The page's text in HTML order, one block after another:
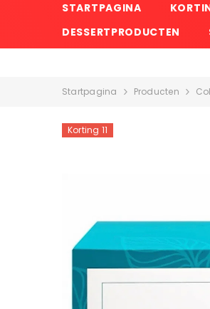
STARTPAGINA
DESSERTPRODUCTEN
Startpagina Producten
Korting 11